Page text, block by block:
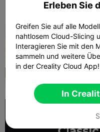
Erleben Sie
Greifen Sie auf alle
nahtlosem Cloud-Slicing
Interagieren Sie mit den
sammeln und weitere
in der Creality Cloud App!
In